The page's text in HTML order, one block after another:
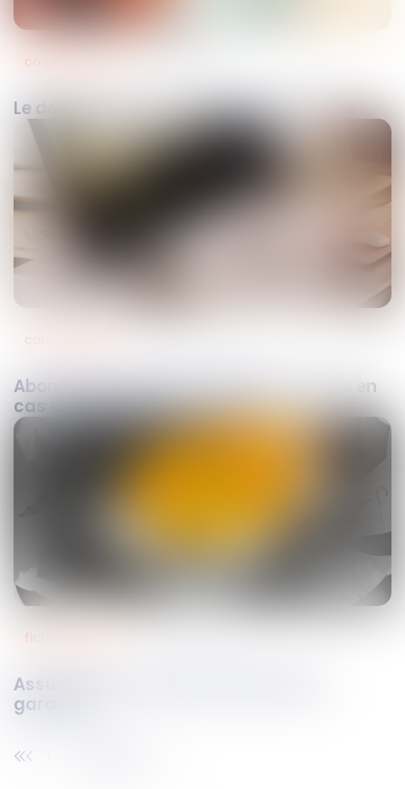
Le devoir de mise en garde de la banque
consommation
Abonnement Internet : quelles solutions en
cas de difficultés pour résilier ?
consommation
Assurance et clauses d'exclusion de
garantie
fiches pratiques